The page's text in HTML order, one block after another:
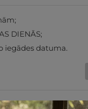
DIENĀS;
iegādes datuma.